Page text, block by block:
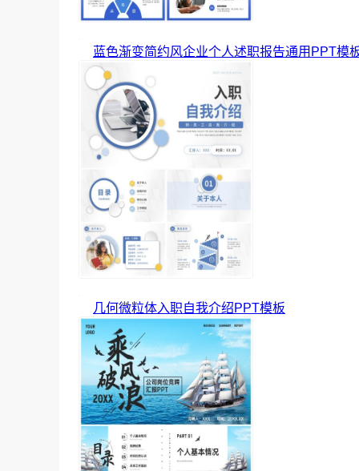
蓝色渐变简约风企业个人述职报告通用PPT模
几何微粒体入职自我介绍PPT模板